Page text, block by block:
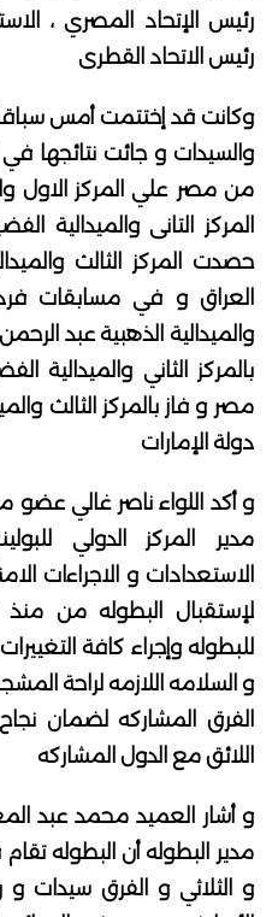
رئيس الإتحاد المصري ،
رئيس الاتحاد القطرى
وكانت قد إختتمت أمس
والسيدات و جائت نتائجها
من مصر علي المركز الاول
المركز التانى
حصدت المركز الثالث
العراق و في مسابقات
والميدالية الذهبية عبد
بالمركز الثاني والميدالية
مصر و فاز بالمركز الثالث
دولة الإمارات
و أكد اللواء ناصر غالي عضو
مدير المركز الدولي
الاستعدادات و الاجراءات
لإستقبال البطوله من
للبطوله وإجراء كافة
و السلامه اللازمه لراحة
الفرق المشاركه لضمان
اللائق مع الدول المشاركه
و أشار العميد محمد عبد
مدير البطوله أن البطوله
و الثلاثي و الفرق سيدات و